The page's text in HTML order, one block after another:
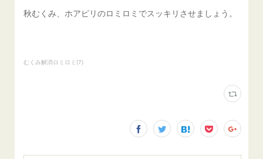
秋むくみ、ホアピリのロミロミでスッキリさせましょう。
むくみ解消ロミロミ (7)